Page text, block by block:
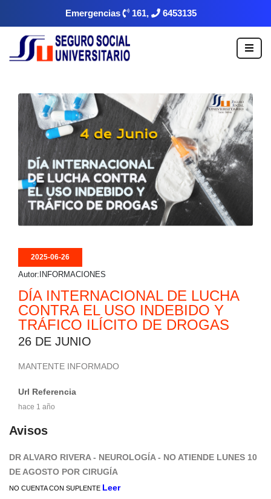
Emergencias 161, 6453135
2025-06-26
00:00:00
Autor:INFORMACIONES
DÍA INTERNACIONAL DE LUCHA
CONTRA EL USO INDEBIDO Y
TRÁFICO ILÍCITO DE DROGAS
26 DE JUNIO
MANTENTE INFORMADO
Url Referencia
hace 1 año
Avisos
DR ALVARO RIVERA - NEUROLOGÍA - NO ATIENDE LUNES 10
DE AGOSTO POR CIRUGÍA
NO CUENTA CON SUPLENTE Leer